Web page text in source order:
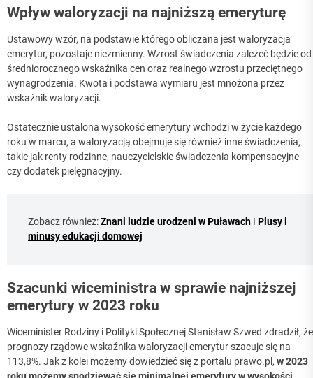
Wpływ waloryzacji na najniższą emeryturę
Ustawowy wzór, na podstawie którego obliczana jest waloryzacja
emerytur, pozostaje niezmienny. Wzrost świadczenia zależeć będzie od
średniorocznego wskaźnika cen oraz realnego wzrostu przeciętnego
wynagrodzenia. Kwota i podstawa wymiaru jest mnożona przez
wskaźnik waloryzacji.
Ostatecznie ustalona wysokość emerytury wchodzi w życie każdego
roku w marcu, a waloryzacją obejmuje się również inne świadczenia,
takie jak renty rodzinne, nauczycielskie świadczenia kompensacyjne
czy dodatek pielęgnacyjny.
Zobacz również:Znani ludzie urodzeni w Puławach I Plusy i
minusy edukacji domowej
Szacunki wiceministra w sprawie najniższej
emerytury w 2023 roku
Wiceminister Rodziny i Polityki Społecznej Stanisław Szwed zdradził, że
prognozy rządowe wskaźnika waloryzacji emerytur szacuje się na
113,8%. Jak z kolei możemy dowiedzieć się z portalu prawo.pl, w 2023